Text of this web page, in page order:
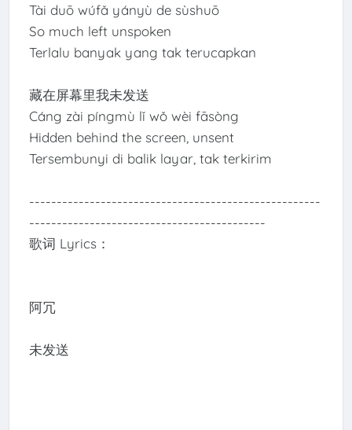
Tài duō wúfǎ yányù de sùshuō
So much left unspoken
Terlalu banyak yang tak terucapkan
藏在屏幕里我未发送
Cáng zài píngmù lǐ wǒ wèi fāsòng
Hidden behind the screen, unsent
Tersembunyi di balik layar, tak terkirim
-----------------------------------------------------
-------------------------------------------
歌词 Lyrics：
阿冗
未发送